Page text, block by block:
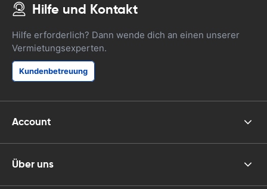
Hilfe und Kontakt
Hilfe erforderlich? Dann wende dich an einen unserer
Vermietungsexperten.
Kundenbetreuung
Account
Über uns